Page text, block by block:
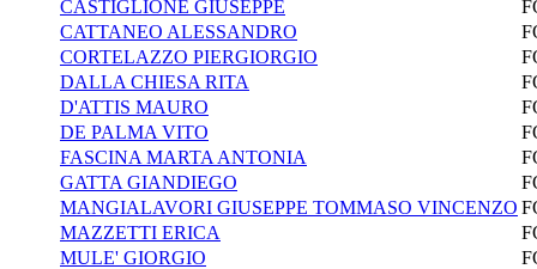
CASTIGLIONE GIUSEPPE
CATTANEO ALESSANDRO
CORTELAZZO PIERGIORGIO
DALLA CHIESA RITA
D'ATTIS MAURO
DE PALMA VITO
FASCINA MARTA ANTONIA
GATTA GIANDIEGO
MANGIALAVORI GIUSEPPE TOMMASO VINCENZO
MAZZETTI ERICA
MULE' GIORGIO